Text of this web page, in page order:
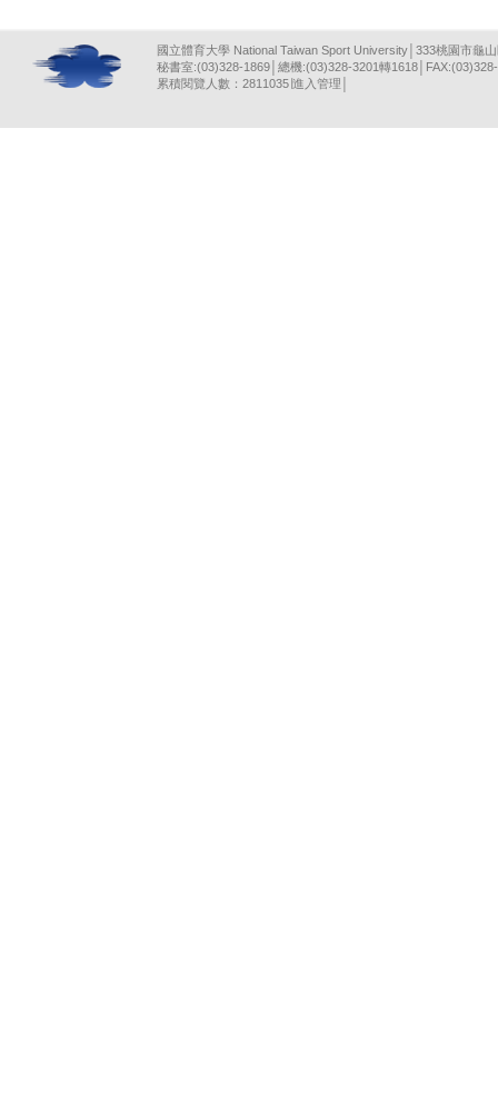
國立體育大學 National Taiwan Sport University│333桃園市龜
秘書室:(03)328-1869│總機:(03)328-3201轉
累積閱覽人數：2811035∣ 進入管理